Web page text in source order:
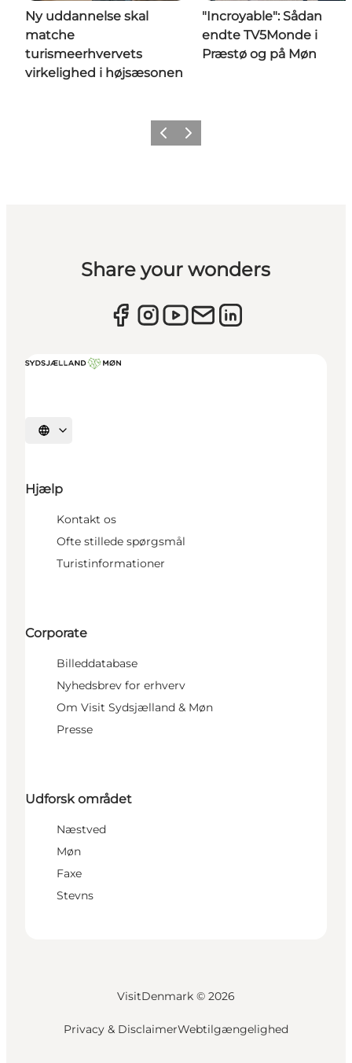
Ny uddannelse skal
matche
turismeerhvervets
virkelighed i højsæsonen
"Incroyable": Sådan
endte TV5Monde i
Præstø og på Møn
ForrigeNæste
Share your wonders
Vælg sprog
Hjælp
Kontakt os
Ofte stillede spørgsmål
Turistinformationer
Corporate
Billeddatabase
Nyhedsbrev for erhverv
Om Visit Sydsjælland & Møn
Presse
Udforsk området
Næstved
Møn
Faxe
Stevns
VisitDenmark © 2026
Privacy & DisclaimerWebtilgængelighed